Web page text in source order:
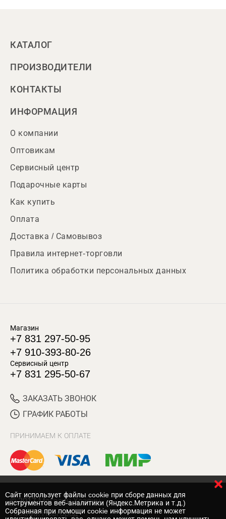
КАТАЛОГ
ПРОИЗВОДИТЕЛИ
КОНТАКТЫ
ИНФОРМАЦИЯ
О компании
Оптовикам
Сервисный центр
Подарочные карты
Как купить
Оплата
Доставка / Самовывоз
Правила интернет-торговли
Политика обработки персональных данных
Магазин
+7 831 297-50-95
+7 910-393-80-26
Сервисный центр
+7 831 295-50-67
ЗАКАЗАТЬ ЗВОНОК
ГРАФИК РАБОТЫ
ПРИНИМАЕМ К ОПЛАТЕ
© 2017 Магазин Хозяин
Нижний Новгород
Cайт использует файлы cookie при сборе данных для
инструментов веб-аналитики (Яндекс.Метрика и т.д.)
Собранная при помощи cookie информация не может